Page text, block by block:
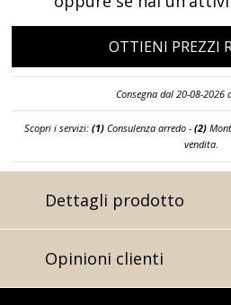
OTTIENI PREZZI
Consegna dal 20-08-2026
Scopri i servizi: (1)Consulenza arredo - (2)
vendita.
Dettagli prodotto
Opinioni clienti